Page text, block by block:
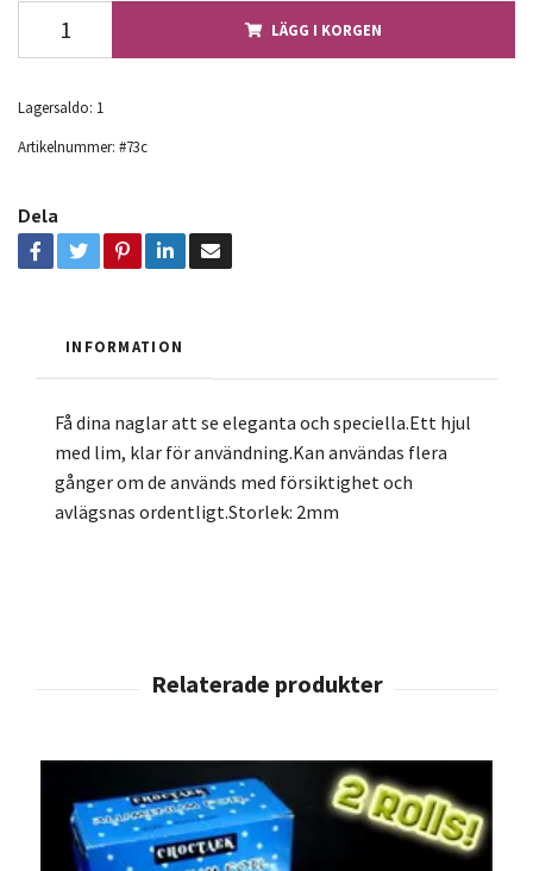
LÄGG I KORGEN
Lagersaldo: 1
Artikelnummer: #73c
Dela
INFORMATION
Få dina naglar att se eleganta och speciella.Ett hjul
med lim, klar för användning.Kan användas flera
gånger om de används med försiktighet och
avlägsnas ordentligt.Storlek: 2mm